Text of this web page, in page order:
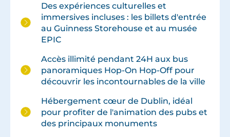
Des expériences culturelles et
immersives incluses : les billets d'entrée
au Guinness Storehouse et au musée
EPIC
Accès illimité pendant 24H aux bus
panoramiques Hop-On Hop-Off pour
découvrir les incontournables de la ville
Hébergement cœur de Dublin, idéal
pour profiter de l'animation des pubs et
des principaux monuments